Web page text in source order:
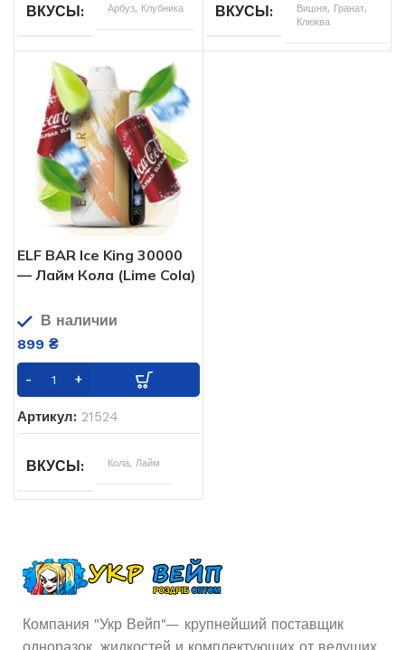
ВКУСЫ Арбуз, Клубника ВКУСЫ Вишня, Гранат,
Клюква
ELF BAR Ice King 30000
— Лайм Кола (Lime Cola)
В наличии
899 ₴
Артикул: 21524
ВКУСЫ Кола, Лайм
Компания "Укр Вейп"— крупнейший поставщик
одноразок, жидкостей и комплектующих от ведущих